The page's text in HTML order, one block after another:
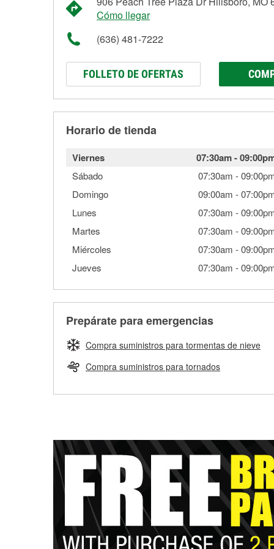
Cómo llegar
(636) 481-7222
FOLLETO DE OFERTAS
Horario de tienda
Viernes 07:30am-
Sábado 07:30am -
Domingo
09:00am -
Lunes
07:30am -
Martes
07:30am -
Miércoles
07:30am -
Jueves
07:30am -
Prepárate para emergencias
Compra suministros para tormentas de nieve
Compra suministros para tornados